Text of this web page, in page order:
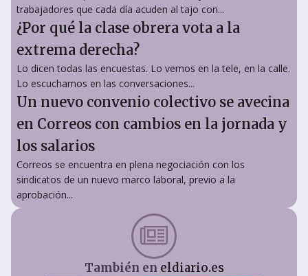
trabajadores que cada día acuden al tajo con...
¿Por qué la clase obrera vota a la
extrema derecha?
Lo dicen todas las encuestas. Lo vemos en la tele, en la calle.
Lo escuchamos en las conversaciones...
Un nuevo convenio colectivo se avecina
en Correos con cambios en la jornada y
los salarios
Correos se encuentra en plena negociación con los
sindicatos de un nuevo marco laboral, previo a la
aprobación...
También en eldiario.es